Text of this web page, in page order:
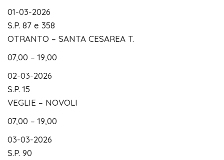
01-03-2026
S.P. 87 e 358
OTRANTO – SANTA CESAREA T.
07,00 – 19,00
02-03-2026
S.P. 15
VEGLIE – NOVOLI
07,00 – 19,00
03-03-2026
S.P. 90